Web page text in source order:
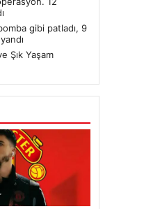
gibi patladı, 9
Şık Yaşam